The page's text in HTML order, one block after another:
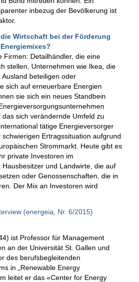
inbezug der Bevölkerung ist
Wirtschaft bei der Förderung
Firmen: Detailhändler, die eine
stellen, Unternehmen wie Ikea, die
beteiligen oder
sich auf erneuerbare Energien
sie sich ein neues Standbein
sich verändernde Umfeld zu
tätige Energieversorger
Ertragssituation aufgrund
Strommarkt. Heute gibt es
private Investoren im
Hausbesitzer und Landwirte, die auf
oder Genossenschaften, die in
Der Mix an Investoren wird
(energeia, Nr. 6/2015)
ist Professor für Management
an der Universität St. Gallen und
des berufsbegleitenden
in „Renewable Energy
leitet er das «Center for Energy